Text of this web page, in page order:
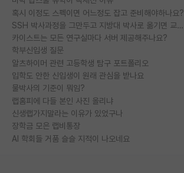
혹시 이정도 스펙이면 어느정도 잡고 준비해야하나요?
SSH 박사과정을 그만두고 지방대 박사로 옮기면 교수의 꿈은 끝일까요?
카이스트는 모든 연구실마다 서버 제공해주나요?
학부신입생 질문
알츠하이머 관련 고등학생 탐구 포트폴리오
입학도 안한 신입생이 원래 관심을 받나요
물박사의 기준이 뭐임?
랩홈피에 다들 본인 사진 올리냐
신생랩가지말라는 이유가 있었구나
장학금 모은 랩비통장
AI 학회들 거품 슬슬 지적이 나오네요